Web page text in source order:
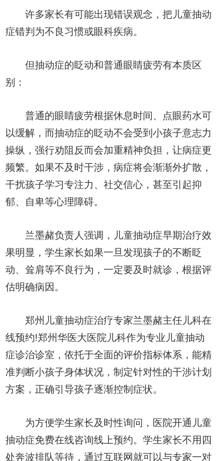
许多家长有可能出现错误观念，把儿童抽动
症错判为不良习惯或眼科疾病。
但抽动症的眨动和普通眼睛疲劳有本质区
别：
普通的眼睛疲劳根据休息时间、点眼药水可
以缓解，而抽动症的眨动不会受到小孩子意志力
操纵，强行劝阻反而会加重精神负担，让病症更
频繁。如果不及时干涉，病症将会渐渐外扩散，
干扰孩子学习专注力、社交信心，甚至引起抑
郁、自卑等心理障碍。
兰墨赭负责人强调，儿童抽动症早期治疗效
果明显，学生家长如果一旦发现孩子的不断眨
动、耸肩等不良行为，一定要及时就诊，根据评
估明确病因。
郑州儿童抽动症治疗专家兰墨赭主任儿科在
线预约!郑州华医大医院儿科作为专业儿童抽动
症诊治诊室，依托于全面的评价指标体系，能精
准判断小孩子身体状况，制定针对性的干涉计划
方案，正确引导孩子逐渐控制症状。
为方便学生家长及时性询问，医院开通儿童
抽动症免费在线咨询线上预约。学生家长不用四
处奔波排队等待，通过互联网就可以与专家一对